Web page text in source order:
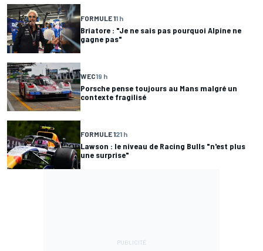
FORMULE 11 h
Briatore : "Je ne sais pas pourquoi Alpine ne
gagne pas"
WEC19 h
Porsche pense toujours au Mans malgré un
contexte fragilisé
FORMULE 121 h
Lawson : le niveau de Racing Bulls "n'est plus
une surprise"